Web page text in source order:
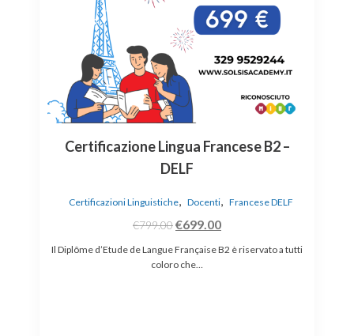
Certificazione Lingua Francese B2 –
DELF
Certificazioni Linguistiche, Docenti, Francese DELF
€799.00€699.00
Il Diplôme d’Etude de Langue Française B2 è riservato a tutti
coloro che…